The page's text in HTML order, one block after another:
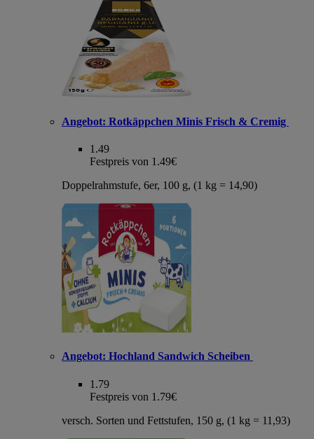
Angebot: Rotkäppchen Minis Frisch & Cremig
1.49
Festpreis von 1.49€
Doppelrahmstufe, 6er, 100 g, (1 kg = 14,90)
Angebot: Hochland Sandwich Scheiben
1.79
Festpreis von 1.79€
versch. Sorten und Fettstufen, 150 g, (1 kg = 11,93)